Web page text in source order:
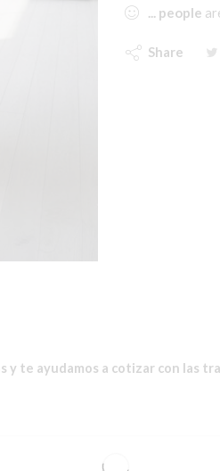
... people
Share
y te ayudamos a cotizar con las